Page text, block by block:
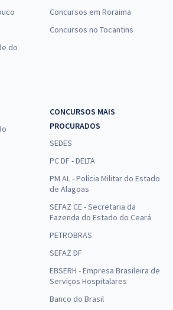
do
Concursos em Roraima
Concursos no Tocantins
CONCURSOS MAIS
PROCURADOS
SEDES
PC DF - DELTA
PM AL - Polícia Militar do Estado
de Alagoas
SEFAZ CE - Secretaria da
Fazenda do Estado do Ceará
PETROBRAS
SEFAZ DF
EBSERH - Empresa Brasileira de
Serviços Hospitalares
Banco do Brasil